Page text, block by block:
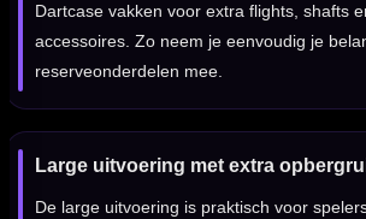
Dartcase vakken voor extra flights, shafts
accessoires. Zo neem je eenvoudig je
reserveonderdelen mee.
Large uitvoering met extra
De large uitvoering is praktisch voor